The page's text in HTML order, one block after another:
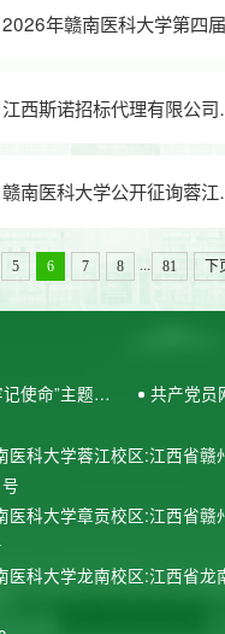
关于赣南医科大学2026-2027
过失责任保险、实习责任保险
（项目编号：JXYJ2026-
2026年赣南医科大学第四
园微马跑物质采购清单 价格
江西斯诺招标代理有限公司
于江西省赣南医科大学康复学
院公共体育教学仪器采购项
（项目编号：JXSN2026-
JX-J001)的竞争性谈判成交
果公示
赣南医科大学公开征询蓉江
章贡校区直饮水运维服务项
5 6 7 8 81 下
使命”主题教
共产党员
医科大学蓉江校区:江西省赣
医科大学章贡校区:江西省赣
医科大学龙南校区:江西省龙